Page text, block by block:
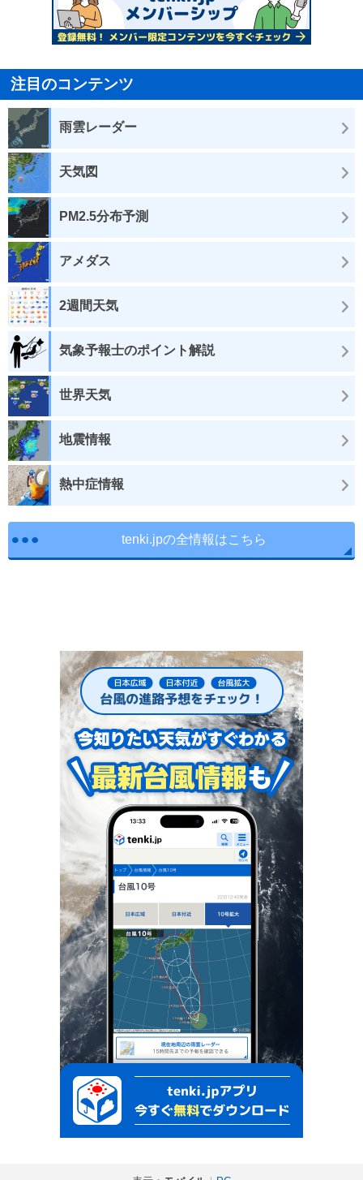
注目のコンテンツ
雨雲レーダー
天気図
PM2.5分布予測
アメダス
2週間天気
気象予報士のポイント解説
世界天気
地震情報
熱中症情報
tenki.jpの全情報はこちら